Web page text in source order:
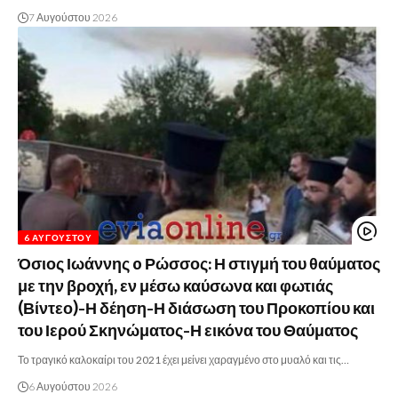
7 Αυγούστου 2026
6 ΑΥΓΟΎΣΤΟΥ
Όσιος Ιωάννης o Ρώσσος: Η στιγμή του θαύματος
με την βροχή, εν μέσω καύσωνα και φωτιάς
(Βίντεο)-Η δέηση-Η διάσωση του Προκοπίου και
του Ιερού Σκηνώματος-Η εικόνα του Θαύματος
Το τραγικό καλοκαίρι του 2021 έχει μείνει χαραγμένο στο μυαλό και τις…
6 Αυγούστου 2026